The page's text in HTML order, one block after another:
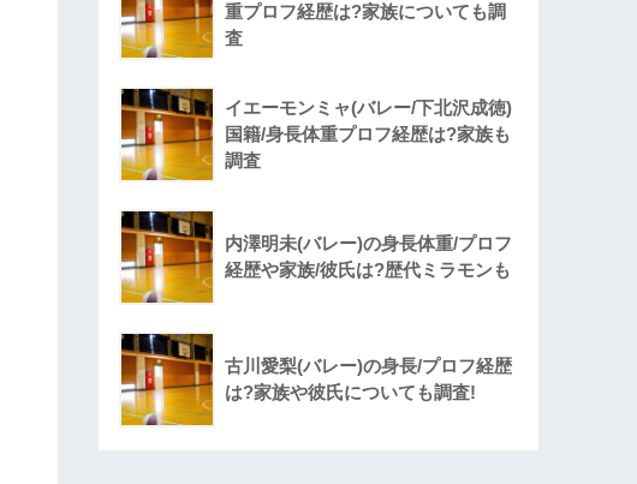
重プロフ経歴は?家族についても調
査
イエーモンミャ(バレー/下北沢成徳)
国籍/身長体重プロフ経歴は?家族も
調査
内澤明未(バレー)の身長体重/プロフ
経歴や家族/彼氏は?歴代ミラモンも
古川愛梨(バレー)の身長/プロフ経歴
は?家族や彼氏についても調査!